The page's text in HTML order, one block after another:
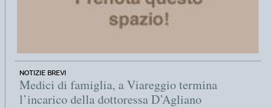
NOTIZIE BREVI
Medici di famiglia, a Viareggio termina
l’incarico della dottoressa D’Agliano